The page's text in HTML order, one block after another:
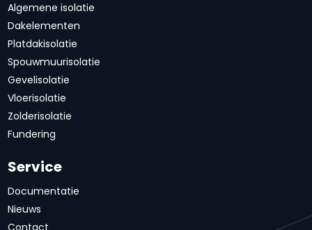
Algemene isolatie
Dakelementen
Platdakisolatie
Spouwmuurisolatie
Gevelisolatie
Vloerisolatie
Zolderisolatie
Fundering
Service
Documentatie
Nieuws